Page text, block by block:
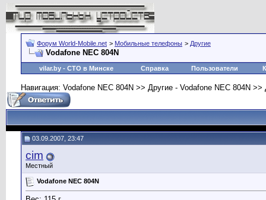
Форум World-Mobile.net > Мобильные телефоны > Другие
Vodafone NEC 804N
vilar.by - СТО в Минске Справка Пользователи
Навигация: Vodafone NEC 804N >> Другие - Vodafone NEC 804N >>
03.09.2007, 23:47
cim
Местный
Vodafone NEC 804N